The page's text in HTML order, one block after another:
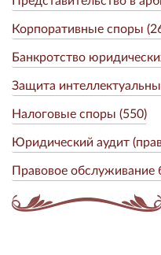
Корпоративные споры
Банкротство
Защита
Налоговые споры (550)
Юридический аудит
Правовое обслуживание